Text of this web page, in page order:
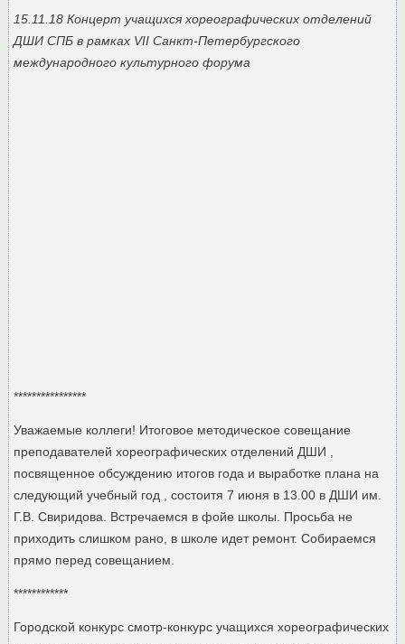
15.11.18 Концерт учащихся хореографических отделений
ДШИ СПБ в рамках VII Санкт-Петербургского
международного культурного форума
****************
Уважаемые коллеги! Итоговое методическое совещание
преподавателей хореографических отделений ДШИ ,
посвященное обсуждению итогов года и выработке плана на
следующий учебный год , состоитя 7 июня в 13.00 в ДШИ им.
Г.В. Свиридова. Встречаемся в фойе школы. Просьба не
приходить слишком рано, в школе идет ремонт. Собираемся
прямо перед совещанием.
************
Городской конкурс смотр-конкурс учащихся хореографических